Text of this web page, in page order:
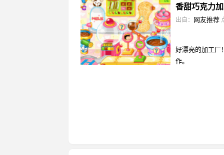
香甜巧克力
出自： 网友推荐
好漂亮的加工厂
作。